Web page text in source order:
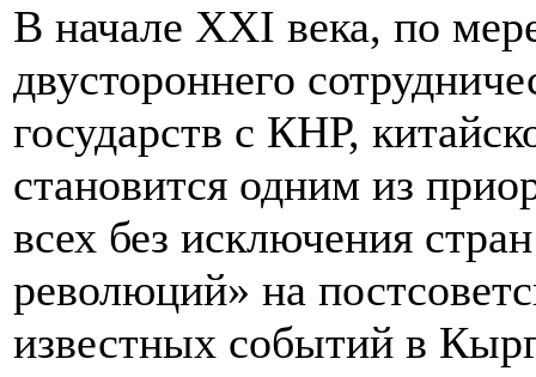
В начале XXI века, по
двустороннего
государств с КНР,
становится одним из
всех без исключения
революций» на
известных событий в